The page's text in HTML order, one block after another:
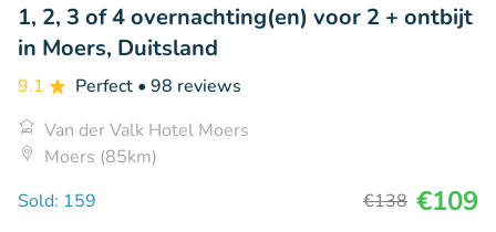
1, 2, 3 of 4 overnachting(en) voor 2 + ontbijt
in Moers, Duitsland
9.1 Perfect • 98 reviews
Van der Valk Hotel Moers
Moers (85km)
Sold: 159
€138 €109